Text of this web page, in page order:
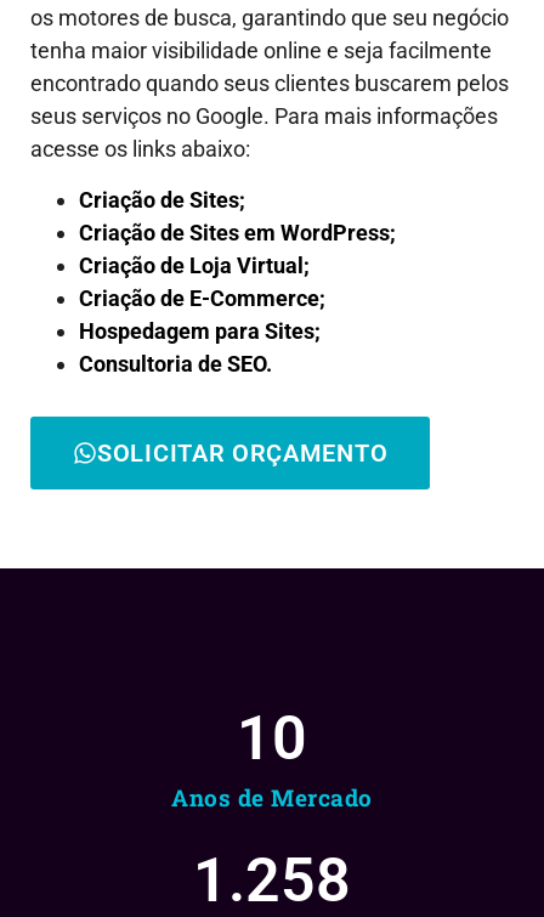
os motores de busca, garantindo que seu negócio
tenha maior visibilidade online e seja facilmente
encontrado quando seus clientes buscarem pelos
seus serviços no Google. Para mais informações
acesse os links abaixo:
Criação de Sites;
Criação de Sites em WordPress;
Criação de Loja Virtual;
Criação de E-Commerce;
Hospedagem para Sites;
Consultoria de SEO.
SOLICITAR ORÇAMENTO
Anos de Mercado
10
1.258